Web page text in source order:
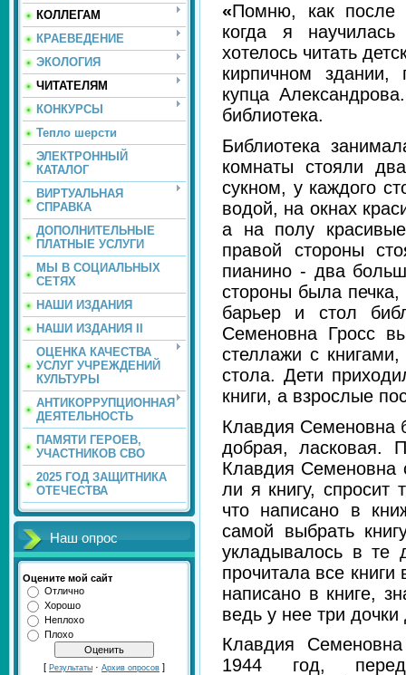
КОЛЛЕГАМ
КРАЕВЕДЕНИЕ
ЭКОЛОГИЯ
ЧИТАТЕЛЯМ
КОНКУРСЫ
Тепло шерсти
ЭЛЕКТРОННЫЙ
КАТАЛОГ
ВИРТУАЛЬНАЯ
СПРАВКА
ДОПОЛНИТЕЛЬНЫЕ
ПЛАТНЫЕ УСЛУГИ
МЫ В СОЦИАЛЬНЫХ
СЕТЯХ
НАШИ ИЗДАНИЯ
НАШИ ИЗДАНИЯ II
ОЦЕНКА КАЧЕСТВА
УСЛУГ УЧРЕЖДЕНИЙ
КУЛЬТУРЫ
АНТИКОРРУПЦИОННАЯ
ДЕЯТЕЛЬНОСТЬ
ПАМЯТИ ГЕРОЕВ,
УЧАСТНИКОВ СВО
2025 ГОД ЗАЩИТНИКА
ОТЕЧЕСТВА
Наш опрос
Оцените мой сайт
Отлично
Хорошо
Неплохо
Плохо
[ Результаты · Архив опросов ]
«Помню, как после
когда я
хотелось читать
кирпичном
купца
библиотека.
Библиотека
комнаты стояли
сукном, у каждого
водой, на окнах
а на полу
правой стороны
пианино - два
стороны была
барьер и стол
Семеновна Гросс
стеллажи с
стола. Дети
книги, а взрослые
Клавдия Семеновна
добрая, ласковая.
Клавдия Семеновна
ли я книгу, спросит
что написано в
самой выбрать
укладывалось в те
прочитала все
написано в книге,
ведь у нее три
Клавдия
1944 год,